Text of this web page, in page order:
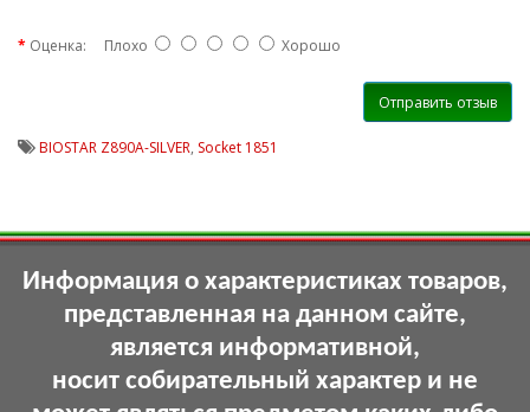
Оценка: Плохо Хорошо
Отправить отзыв
BIOSTAR Z890A-SILVER, Socket 1851
Информация о характеристиках товаров,
представленная на данном сайте,
является информативной,
носит собирательный характер и не